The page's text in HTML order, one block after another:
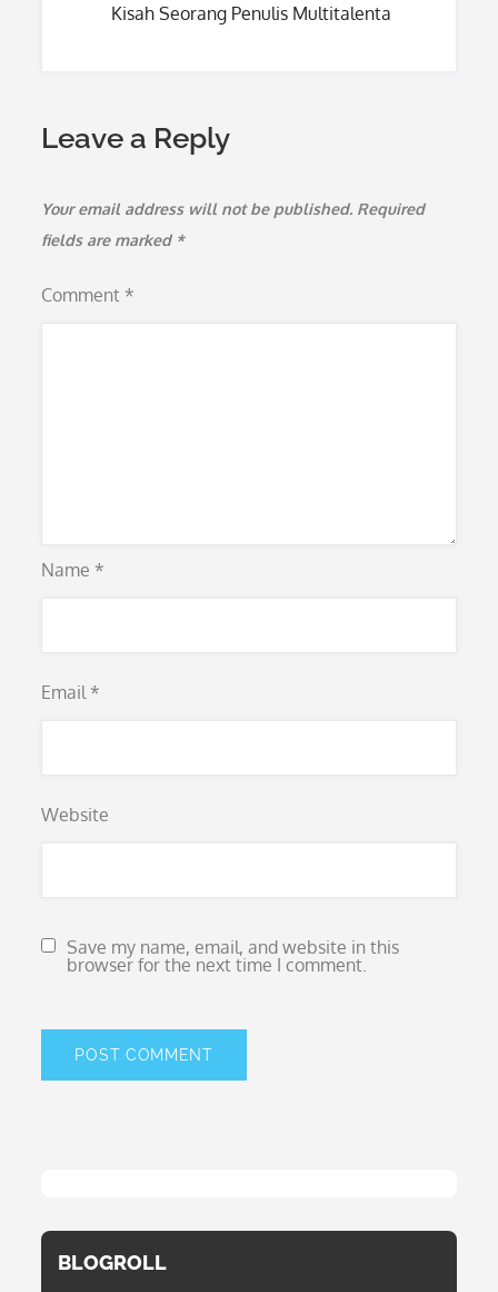
Kisah Seorang Penulis Multitalenta
Leave a Reply
Your email address will not be published. Required
fields are marked *
Comment *
Name *
Email *
Website
Save my name, email, and website in this
browser for the next time I comment.
BLOGROLL